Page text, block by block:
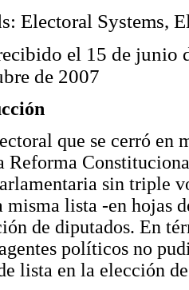
Electoral Systems,
el 15 de junio
de 2007
que se cerró en
Reforma
sin triple
misma lista -en hojas
de diputados. En
políticos no
lista en la elección